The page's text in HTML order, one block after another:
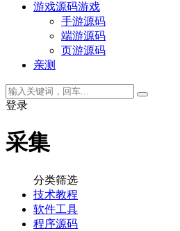
游戏源码游戏
手游源码
端游源码
页游源码
亲测
登录
采集
分类筛选
技术教程
软件工具
程序源码